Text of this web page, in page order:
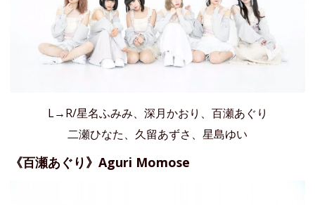
L→R/星名ふみみ、深月かおり、百瀬あぐり
二瀬ひなた、久留あずさ、星島ゆい
《百瀬あぐり》Aguri Momose